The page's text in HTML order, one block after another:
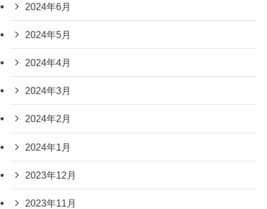
2024年6月
2024年5月
2024年4月
2024年3月
2024年2月
2024年1月
2023年12月
2023年11月